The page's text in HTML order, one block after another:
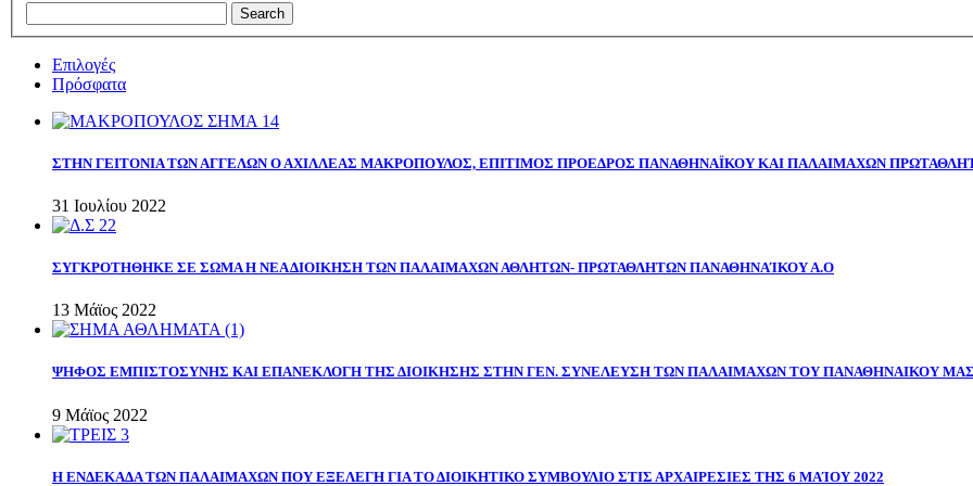
Επιλογές
Πρόσφατα
ΣΤΗΝ ΓΕΙΤΟΝΙΑ ΤΩΝ ΑΓΓΕΛΩΝ Ο ΑΧΙΛΛΕΑΣ ΜΑΚΡΟΠΟΥΛΟΣ, ΕΠΙΤΙΜΟΣ ΠΡΟΕΔΡΟΣ ΠΑΝΑΘΗΝΑΪΚΟΥ ΚΑΙ ΠΑΛΑΙΜΑΧΩΝ
31 Ιουλίου 2022
ΣΥΓΚΡΟΤΗΘΗΚΕ ΣΕ ΣΩΜΑ Η ΝΕΑ ΔΙΟΙΚΗΣΗ ΤΩΝ ΠΑΛΑΙΜΑΧΩΝ ΑΘΛΗΤΩΝ- ΠΡΩΤΑΘΛΗΤΩΝ ΠΑΝΑΘΗΝΑΊΚΟΥ Α.Ο
13 Μάϊος 2022
ΨΗΦΟΣ ΕΜΠΙΣΤΟΣΥΝΗΣ ΚΑΙ ΕΠΑΝΕΚΛΟΓΗ ΤΗΣ ΔΙΟΙΚΗΣΗΣ ΣΤΗΝ ΓΕΝ. ΣΥΝΕΛΕΥΣΗ ΤΩΝ ΠΑΛΑΙΜΑΧΩΝ ΤΟΥ ΠΑΝΑΘΗΝΑΙΚΟΥ ΜΑΣ
9 Μάϊος 2022
Η ΕΝΔΕΚΑΔΑ ΤΩΝ ΠΑΛΑΙΜΑΧΩΝ ΠΟΥ ΕΞΕΛΕΓΗ ΓΙΑ ΤΟ ΔΙΟΙΚΗΤΙΚΟ ΣΥΜΒΟΥΛΙΟ ΣΤΙΣ ΑΡΧΑΙΡΕΣΙΕΣ ΤΗΣ 6 ΜΑΊΟΥ 2022